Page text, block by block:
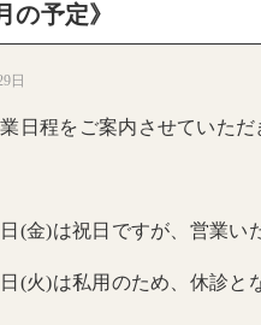
の予定》
日
日程をご案内させていただ
(金)は祝日ですが、営業い
(火)は私用のため、休診と